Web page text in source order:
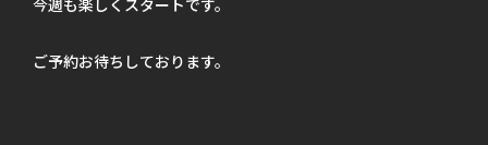
今週も楽しくスタートです。
ご予約お待ちしております。